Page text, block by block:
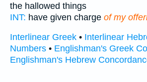
the hallowed things
INT: have given charge of my
Interlinear Greek • Interlinear
Numbers • Englishman's Greek
Englishman's Hebrew